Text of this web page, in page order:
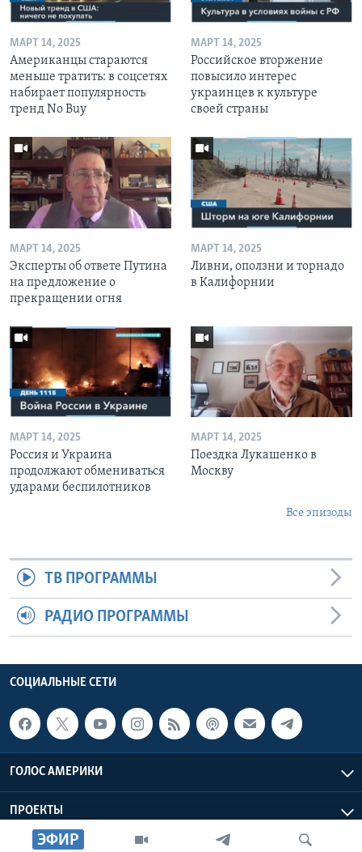
ЭФИР
МАРТ 14, 2025
Американцы стараются
меньше тратить: в соцсетях
набирает популярность
тренд No Buy
МАРТ 14, 2025
Российское вторжение
повысило интерес
украинцев к культуре
своей страны
МАРТ 14, 2025
Эксперты об ответе Путина
на предложение о
прекращении огня
МАРТ 14, 2025
Ливни, оползни и торнадо
в Калифорнии
МАРТ 14, 2025
Россия и Украина
продолжают обмениваться
ударами беспилотников
МАРТ 14, 2025
Поездка Лукашенко в
Москву
Все эпизоды
ТВ ПРОГРАММЫ
РАДИО ПРОГРАММЫ
СОЦИАЛЬНЫЕ СЕТИ
ГОЛОС АМЕРИКИ
ПРОЕКТЫ